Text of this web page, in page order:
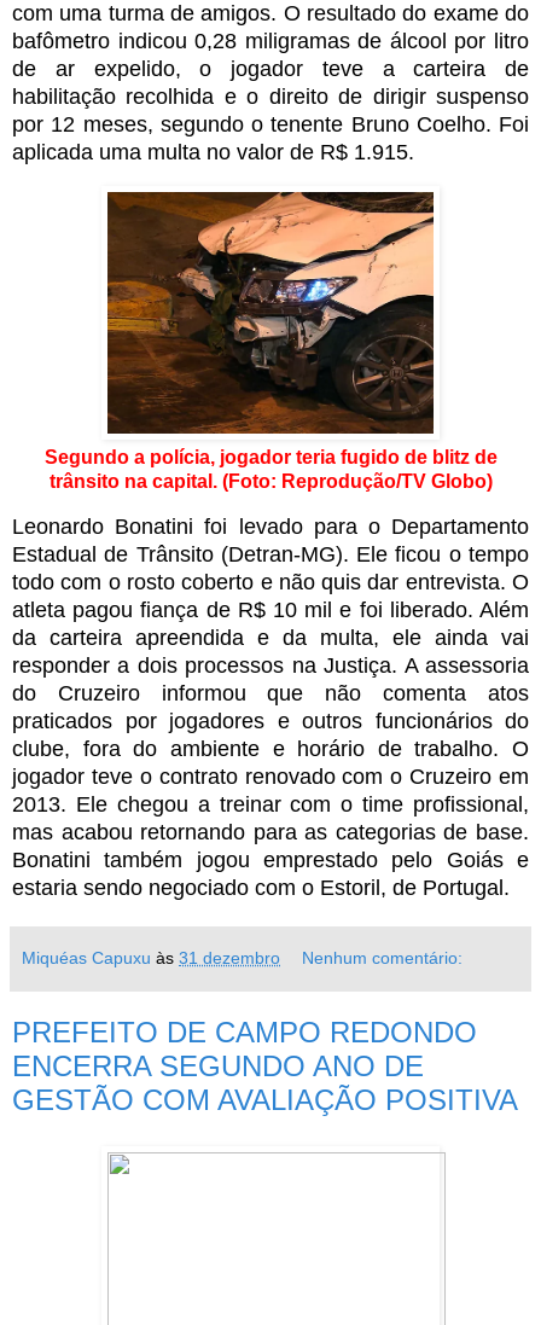
com uma turma de amigos. O resultado do exame do
bafômetro indicou 0,28 miligramas de álcool por litro
de ar expelido, o jogador teve a carteira de
habilitação recolhida e o direito de dirigir suspenso
por 12 meses, segundo o tenente Bruno Coelho. Foi
aplicada uma multa no valor de R$ 1.915.
Segundo a polícia, jogador teria fugido de blitz de
trânsito na capital. (Foto: Reprodução/TV Globo)
Leonardo Bonatini foi levado para o Departamento
Estadual de Trânsito (Detran-MG). Ele ficou o tempo
todo com o rosto coberto e não quis dar entrevista. O
atleta pagou fiança de R$ 10 mil e foi liberado. Além
da carteira apreendida e da multa, ele ainda vai
responder a dois processos na Justiça. A assessoria
do Cruzeiro informou que não comenta atos
praticados por jogadores e outros funcionários do
clube, fora do ambiente e horário de trabalho. O
jogador teve o contrato renovado com o Cruzeiro em
2013. Ele chegou a treinar com o time profissional,
mas acabou retornando para as categorias de base.
Bonatini também jogou emprestado pelo Goiás e
estaria sendo negociado com o Estoril, de Portugal.
Miquéas Capuxu às 31 dezembro Nenhum comentário:
PREFEITO DE CAMPO REDONDO
ENCERRA SEGUNDO ANO DE
GESTÃO COM AVALIAÇÃO POSITIVA